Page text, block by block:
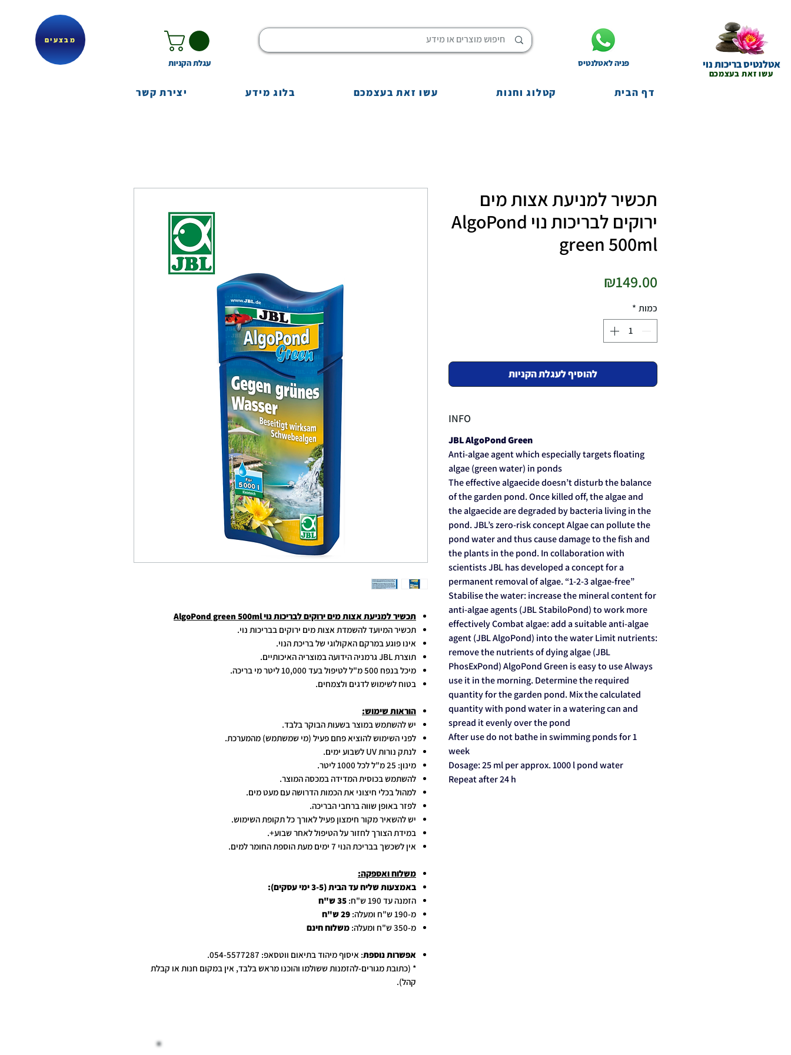
מבצעים
עגלת הקניות פניה לאטלנטיס אטלנטיס בריכות נוי
עשו זאת בעצמכם
דף הבית קטלוג וחנות עשו זאת בעצמכם בלוג מידע יצירת קשר
תכשיר למניעת אצות מים ירוקים לבריכות נוי AlgoPond green 500ml
תכשיר המיועד להשמדת אצות מים ירוקים בבריכות נוי.
אינו פוגע במרקם האקולוגי של בריכת הנוי.
תוצרת JBL גרמניה הידועה במוצריה האיכותיים.
מיכל בנפח 500 מ"ל לטיפול בעד 10,000 ליטר מי בריכה.
בטוח לשימוש לדגים ולצמחים.
הוראות שימוש:
יש להשתמש במוצר בשעות הבוקר בלבד.
לפני השימוש להוציא פחם פעיל (מי שמשתמש) מהמערכת.
לנתק נורות UV לשבוע ימים.
מינון: 25 מ"ל לכל 1000 ליטר.
להשתמש בכוסית המדידה במכסה המוצר.
למהול בכלי חיצוני את הכמות הדרושה עם מעט מים.
לפזר באופן שווה ברחבי הבריכה.
יש להשאיר מקור חימצון פעיל לאורך כל תקופת השימוש.
במידת הצורך לחזור על הטיפול לאחר שבוע+.
אין לשכשך בבריכת הנוי 7 ימים מעת הוספת החומר למים.
משלוח ואספקה:
באמצעות שליח עד הבית (3-5 ימי עסקים):
הזמנה עד 190 ש"ח:
35 ש"ח
מ-190 ש"ח ומעלה:
29 ש"ח
מ-350 ש"ח ומעלה:
משלוח חינם
אפשרות נוספת: איסוף מיהוד בתיאום ווטסאפ: 054-5577287.
* (כתובת מגורים-להזמנות ששולמו והוכנו מראש בלבד, אין במקום חנות או קבלת
קהל).
תכשיר למניעת אצות מים
ירוקים לבריכות נוי AlgoPond
green 500ml
₪149.00
כמות *
להוסיף לעגלת הקניות
INFO
JBL AlgoPond Green
Anti-algae agent which especially targets floating
algae (green water) in ponds
The effective algaecide doesn’t disturb the balance
of the garden pond. Once killed off, the algae and
the algaecide are degraded by bacteria living in the
pond. JBL’s zero-risk concept Algae can pollute the
pond water and thus cause damage to the fish and
the plants in the pond. In collaboration with
scientists JBL has developed a concept for a
permanent removal of algae. “1-2-3 algae-free”
Stabilise the water: increase the mineral content for
anti-algae agents (JBL StabiloPond) to work more
effectively Combat algae: add a suitable anti-algae
agent (JBL AlgoPond) into the water Limit nutrients:
remove the nutrients of dying algae (JBL
PhosExPond) AlgoPond Green is easy to use Always
use it in the morning. Determine the required
quantity for the garden pond. Mix the calculated
quantity with pond water in a watering can and
spread it evenly over the pond
After use do not bathe in swimming ponds for 1
week
Dosage: 25 ml per approx. 1000 l pond water
Repeat after 24 h